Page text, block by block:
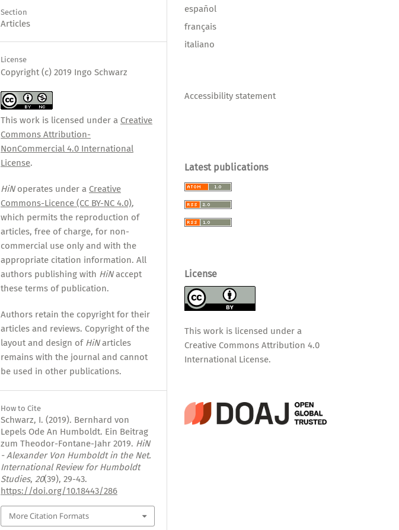
Section
Articles
License
Copyright (c) 2019 Ingo Schwarz
This work is licensed under a Creative
Commons Attribution-
NonCommercial 4.0 International
License.
HiNoperates under a Creative
Commons-Licence (CC BY-NC 4.0),
which permits the reproduction of
articles, free of charge, for non-
commercial use only and with the
appropriate citation information. All
authors publishing with HiNaccept
these terms of publication.
Authors retain the copyright for their
articles and reviews. Copyright of the
layout and design of HiNarticles
remains with the journal and cannot
be used in other publications.
How to Cite
Schwarz, I. (2019). Bernhard von
Lepels Ode An Humboldt. Ein Beitrag
zum Theodor-Fontane-Jahr 2019. HiN
- Alexander Von Humboldt in the Net.
International Review for Humboldt
Studies,20(39), 29-43.
https://doi.org/10.18443/286
More Citation Formats
español
français
italiano
Accessibility statement
Latest publications
License
This work is licensed under a
Creative Commons Attribution 4.0
International License.